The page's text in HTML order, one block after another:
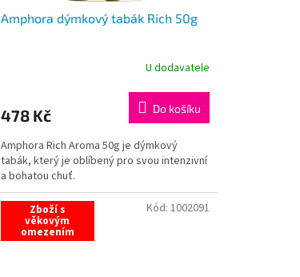
Amphora dýmkový tabák Rich 50g
U dodavatele
478 Kč Do košíku
Amphora Rich Aroma 50g je dýmkový
tabák, který je oblíbený pro svou intenzivní
a bohatou chuť.
Zboží s
věkovým
omezením
Kód: 1002091